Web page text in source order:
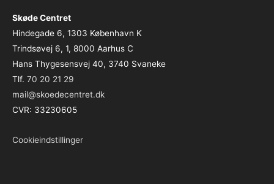
Skøde Centret
Hindegade 6, 1303 København K
Trindsøvej 6, 1, 8000 Aarhus C
Hans Thygesensvej 40, 3740 Svaneke
Tlf. 70 20 21 29
mail@skoedecentret.dk
CVR: 33230605
Cookieindstillinger